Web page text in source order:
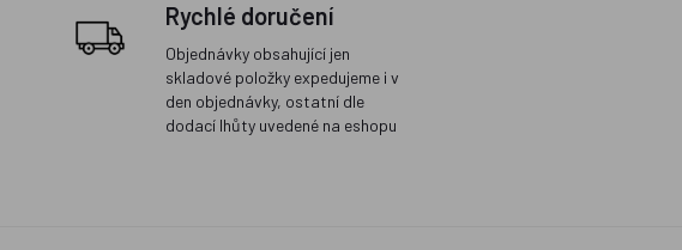
Rychlé doručení
Objednávky obsahující jen
skladové položky expedujeme i v
den objednávky, ostatní dle
dodací lhůty uvedené na eshopu